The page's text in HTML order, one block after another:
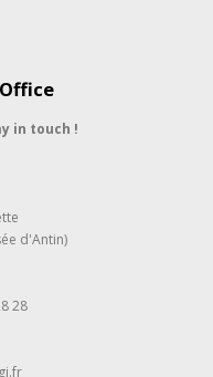
in touch !
d'Antin)
28